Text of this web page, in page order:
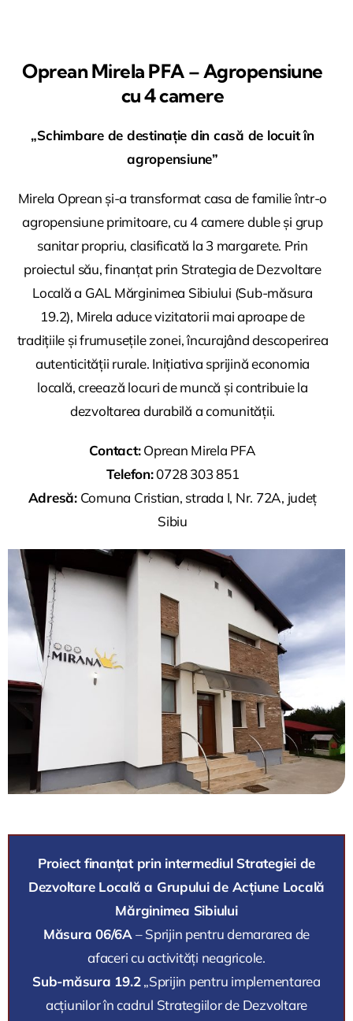
Oprean Mirela PFA – Agropensiune
cu 4 camere
„Schimbare de destinație din casă de locuit în
agropensiune”
Mirela Oprean și-a transformat casa de familie într-o
agropensiune primitoare, cu 4 camere duble și grup
sanitar propriu, clasificată la 3 margarete. Prin
proiectul său, finanțat prin Strategia de Dezvoltare
Locală a GAL Mărginimea Sibiului (Sub-măsura
19.2), Mirela aduce vizitatorii mai aproape de
tradițiile și frumusețile zonei, încurajând descoperirea
autenticității rurale. Inițiativa sprijină economia
locală, creează locuri de muncă și contribuie la
dezvoltarea durabilă a comunității.
Contact:Oprean Mirela PFA
Telefon:0728 303 851
Adresă:Comuna Cristian, strada I, Nr. 72A, județ
Sibiu
Proiect finanțat prin intermediul Strategiei de
Dezvoltare Locală a Grupului de Acțiune Locală
Mărginimea Sibiului
Măsura 06/6A – Sprijin pentru demararea de
afaceri cu activități neagricole.
Sub-măsura 19.2„Sprijin pentru implementarea
acțiunilor în cadrul Strategiilor de Dezvoltare